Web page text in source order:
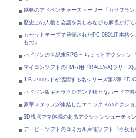
感動のアドベンチャーストーリー『カサブラン
歴史上の人物と会話を楽しみながら麻雀が打て
カセットテープで発売されたPC-9801用本格
もの』
ハドソンの世紀末RPG + ちょっとアクション
マイコンソフトのFM-7用『RALLY-X(ラリーX)』
J.B.ハロルドが活躍する名シリーズ第3弾『
ハドソン版ギャラクシアン？様々なハードで遊
豪華スタッフが集結したエニックスのアクシ
3D視点で立体感のあるアクションシューティン
デービーソフトのコミカル麻雀ソフト『今夜